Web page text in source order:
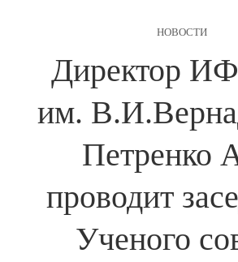
НОВОСТИ
Директор
им.
Петренко
проводит
Ученого